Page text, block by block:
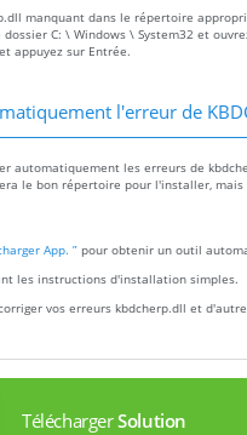
manquant dans le répertoire
C: \ Windows \ System32 et
appuyez sur Entrée.
l'erreur de
automatiquement les erreurs de
le bon répertoire pour l'installer,
App. ” pour obtenir un outil
les instructions d'installation simples.
vos erreurs kbdcherp.dll et
TéléchargerSolution